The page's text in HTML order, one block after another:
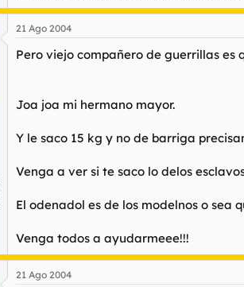
21 Ago 2004
Pero viejo compañero de guerrillas es
Joa joa mi hermano mayor.
Y le saco 15 kg y no de barriga
Venga a ver si te saco lo delos
El odenadol es de los modelnos o sea
Venga todos a ayudarmeee!!!
21 Ago 2004